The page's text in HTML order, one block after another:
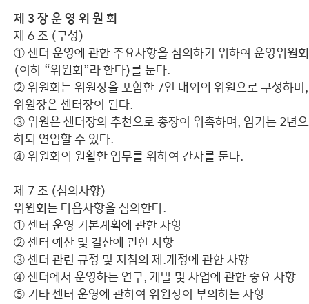
제 3 장 운 영 위 원 회
제 6 조 (구성)
① 센터 운영에 관한 주요사항을 심의하기 위하여 운영위원회
(이하 “위원회”라 한다)를 둔다.
② 위원회는 위원장을 포함한 7인 내외의 위원으로 구성하며,
위원장은 센터장이 된다.
③ 위원은 센터장의 추천으로 총장이 위촉하며, 임기는 2년
하되 연임할 수 있다.
④ 위원회의 원활한 업무를 위하여 간사를 둔다.
제 7 조 (심의사항)
위원회는 다음사항을 심의한다.
① 센터 운영 기본계획에 관한 사항
② 센터 예산 및 결산에 관한 사항
③ 센터 관련 규정 및 지침의 제.개정에 관한 사항
④ 센터에서 운영하는 연구, 개발 및 사업에 관한 중요 사항
⑤ 기타 센터 운영에 관하여 위원장이 부의하는 사항